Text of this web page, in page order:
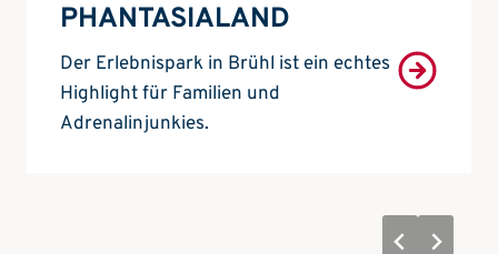
PHANTASIALAND
Der Erlebnispark in Brühl ist ein echtes
Highlight für Familien und
Adrenalinjunkies.